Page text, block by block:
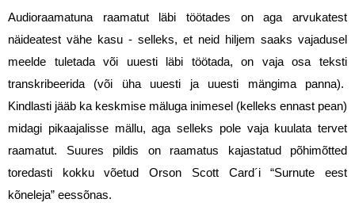
Audioraamatuna raamatut läbi töötades on aga arvukatest
näideatest vähe kasu - selleks, et neid hiljem saaks vajadusel
meelde tuletada või uuesti läbi töötada, on vaja osa teksti
transkribeerida (või üha uuesti ja uuesti mängima panna).
Kindlasti jääb ka keskmise mäluga inimesel (kelleks ennast pean)
midagi pikaajalisse mällu, aga selleks pole vaja kuulata tervet
raamatut. Suures pildis on raamatus kajastatud põhimõtted
toredasti kokku võetud Orson Scott Card´i “Surnute eest
kõneleja” eessõnas.